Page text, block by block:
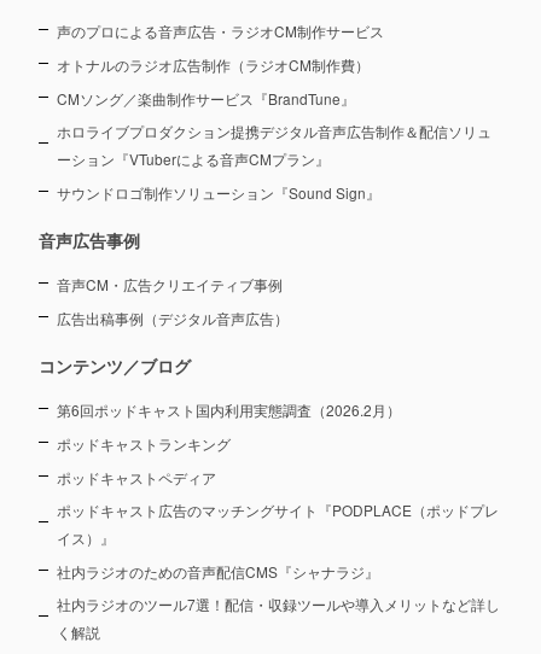
声のプロによる音声広告・ラジオCM制作サービス
オトナルのラジオ広告制作（ラジオCM制作費）
CMソング／楽曲制作サービス『BrandTune』
ホロライブプロダクション提携デジタル音声広告制作＆配信ソリュ
ーション 『VTuberによる音声CMプラン』
サウンドロゴ制作ソリューション『Sound Sign』
音声広告事例
音声CM・広告クリエイティブ事例
広告出稿事例（デジタル音声広告）
コンテンツ／ブログ
第6回ポッドキャスト国内利用実態調査（2026.2月）
ポッドキャストランキング
ポッドキャストペディア
ポッドキャスト広告のマッチングサイト『PODPLACE（ポッドプレ
イス）』
社内ラジオのための音声配信CMS『シャナラジ』
社内ラジオのツール7選！配信・収録ツールや導入メリットなど詳し
く解説